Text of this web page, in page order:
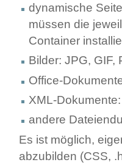
dynamische
müssen die
Container
Bilder: JPG, GIF,
Office-
XML-
andere
Es ist möglich,
abzubilden (CSS,